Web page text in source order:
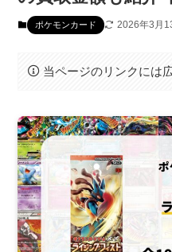
ポケモンカード 2026年3月
当ページのリンクには